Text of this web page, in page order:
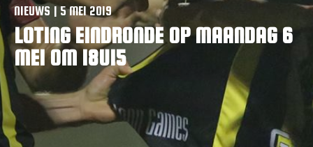
NIEUWS | 5 MEI 2019
LOTING EINDRONDE OP MAANDAG 6
MEI OM 18U15